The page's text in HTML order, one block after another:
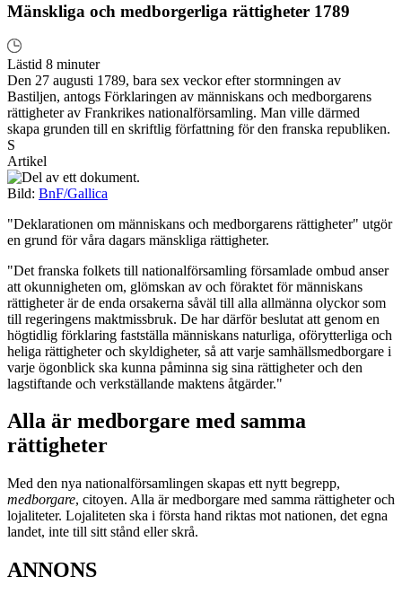
Mänskliga och medborgerliga rättigheter 1789
Lästid 8 minuter
Den 27 augusti 1789, bara sex veckor efter stormningen av
Bastiljen, antogs Förklaringen av människans och medborgarens
rättigheter av Frankrikes nationalförsamling. Man ville därmed
skapa grunden till en skriftlig författning för den franska republiken.
S
Artikel
Bild: BnF/Gallica
"Deklarationen om människans och medborgarens rättigheter" utgör
en grund för våra dagars mänskliga rättigheter.
"Det franska folkets till nationalförsamling församlade ombud anser
att okunnigheten om, glömskan av och föraktet för människans
rättigheter är de enda orsakerna såväl till alla allmänna olyckor som
till regeringens maktmissbruk. De har därför beslutat att genom en
högtidlig förklaring fastställa människans naturliga, oförytterliga och
heliga rättigheter och skyldigheter, så att varje samhällsmedborgare i
varje ögonblick ska kunna påminna sig sina rättigheter och den
lagstiftande och verkställande maktens åtgärder."
Alla är medborgare med samma
rättigheter
Med den nya nationalförsamlingen skapas ett nytt begrepp,
medborgare, citoyen. Alla är medborgare med samma rättigheter och
lojaliteter. Lojaliteten ska i första hand riktas mot nationen, det egna
landet, inte till sitt stånd eller skrå.
ANNONS